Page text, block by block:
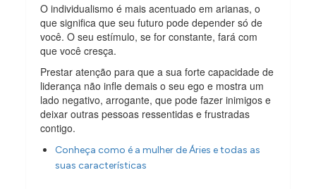
O individualismo é mais acentuado em arianas, o
que significa que seu futuro pode depender só de
você. O seu estímulo, se for constante, fará com
que você cresça.
Prestar atenção para que a sua forte capacidade de
liderança não infle demais o seu ego e mostra um
lado negativo, arrogante, que pode fazer inimigos e
deixar outras pessoas ressentidas e frustradas
contigo.
Conheça como é a mulher de Áries e todas as
suas características